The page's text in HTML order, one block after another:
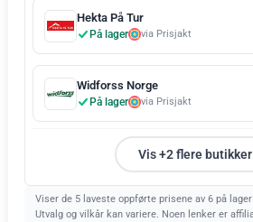
Hekta På Tur
På lager via Prisjakt
Widforss Norge
På lager via Prisjakt
Vis +2 flere butikker
Viser de 5 laveste oppførte prisene av 6 på
Utvalg og vilkår kan variere. Noen lenker er